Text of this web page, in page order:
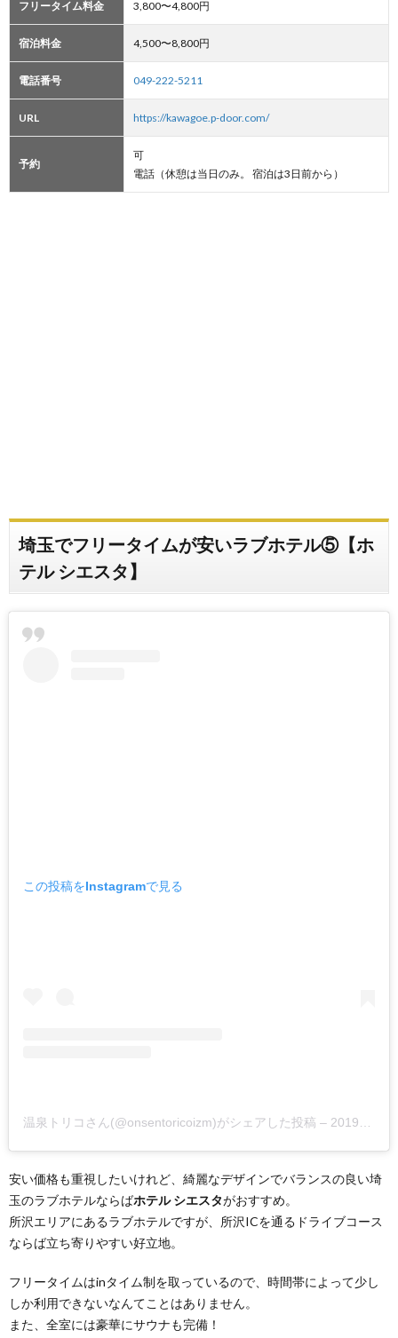
フリータイム料金 3,800〜4,800円
宿泊料金 4,500〜8,800円
電話番号 049-222-5211
URL https://kawagoe.p-door.com/
予約
可
電話（休憩は当日のみ。 宿泊は3日前から）
埼玉でフリータイムが安いラブホテル⑤【ホ
テル シエスタ】
この投稿をInstagramで見る
温泉トリコさん(@onsentoricoizm)がシェアした投稿 – 2019年 4月月22日午後2時18分PDT
安い価格も重視したいけれど、綺麗なデザインでバランスの良い埼
玉のラブホテルならばホテル シエスタがおすすめ。
所沢エリアにあるラブホテルですが、所沢ICを通るドライブコース
ならば立ち寄りやすい好立地。
フリータイムはinタイム制を取っているので、時間帯によって少し
しか利用できないなんてことはありません。
また、全室には豪華にサウナも完備！